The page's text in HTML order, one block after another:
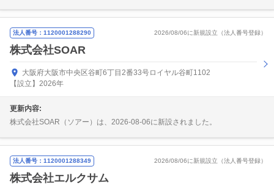
法人番号：1120001288290 2026/08/06に新規設立（法人番号登録）
株式会社SOAR
大阪府大阪市中央区谷町6丁目2番33号ロイヤル谷町1102
【設立】2026年
更新内容:
株式会社SOAR（ソアー）は、2026-08-06に新設されました。
法人番号：1120001288349 2026/08/06に新規設立（法人番号登録）
株式会社エルクサム